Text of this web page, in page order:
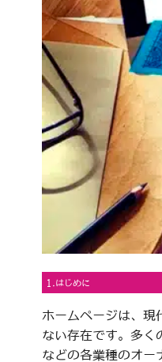
1.はじめに
ホームページは、現
ない存在です。多く
などの各業種のオー